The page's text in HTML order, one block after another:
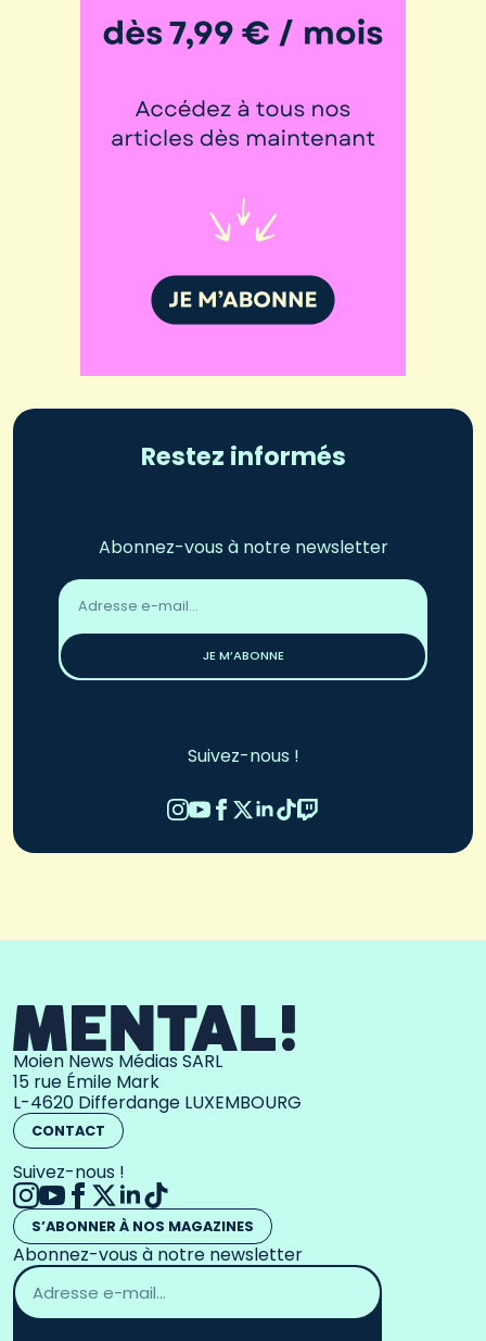
Restez informés
Abonnez-vous à notre newsletter
Adresse
email
JE M’ABONNE
Suivez-nous !
Moien News Médias SARL
15 rue Émile Mark
L-4620 Differdange LUXEMBOURG
CONTACT
Suivez-nous !
S’ABONNER À NOS MAGAZINES
Abonnez-vous à notre newsletter
Adresse
email
*